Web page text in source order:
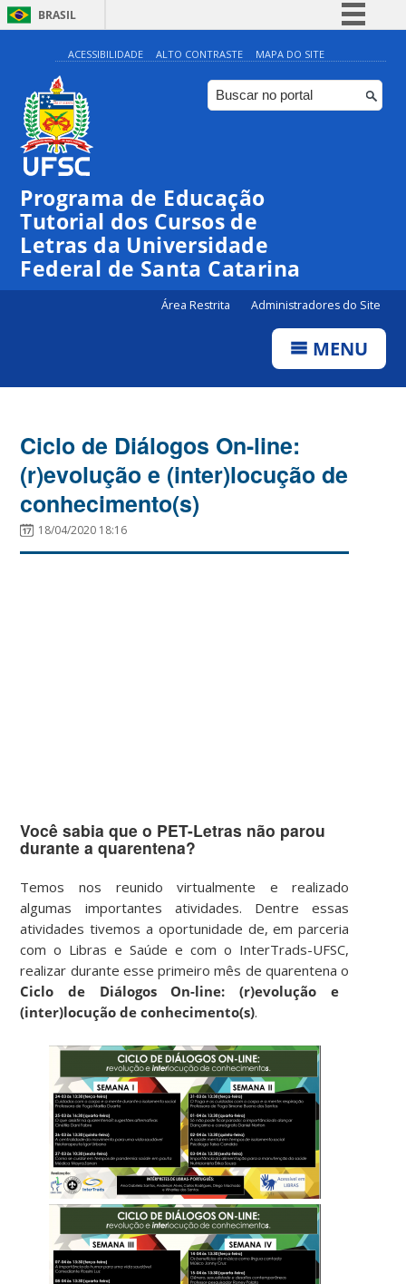
BRASIL
Simplifique!
Comunica BR
Participe
ACESSIBILIDADE ALTO CONTRASTE MAPA DO SITE
Programa de Educação
Tutorial dos Cursos de
Letras da Universidade
Federal de Santa Catarina
Área Restrita Administradores do Site
MENU
Ciclo de Diálogos On-line:
(r)evolução e (inter)locução de
conhecimento(s)
18/04/2020 18:16
Você sabia que o PET-Letras não parou
durante a quarentena?
Temos nos reunido virtualmente e realizado
algumas importantes atividades. Dentre essas
atividades tivemos a oportunidade de, em parceria
com o Libras e Saúde e com o InterTrads-UFSC,
realizar durante esse primeiro mês de quarentena o
Ciclo de Diálogos On-line: (r)evolução e
(inter)locução de conhecimento(s).